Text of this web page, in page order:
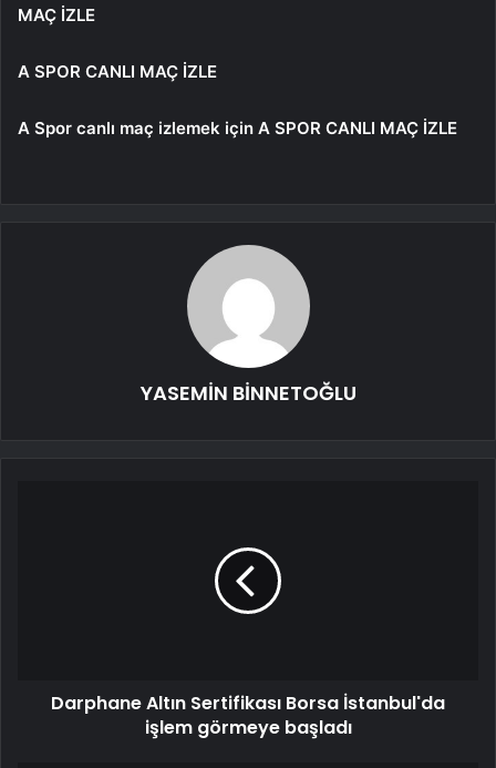
MAÇ İZLE
A SPOR CANLI MAÇ İZLE
A Spor canlı maç izlemek için A SPOR CANLI MAÇ İZLE
YASEMİN BİNNETOĞLU
Darphane Altın Sertifikası Borsa İstanbul'da
işlem görmeye başladı